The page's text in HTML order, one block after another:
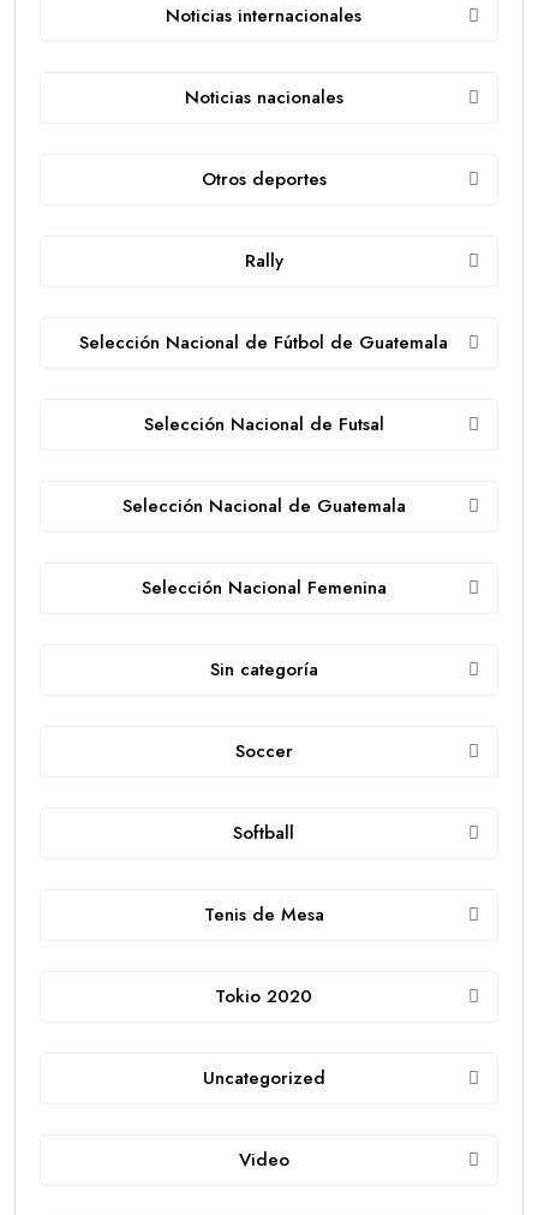
Noticias internacionales
Noticias nacionales
Otros deportes
Rally
Selección Nacional de Fútbol de Guatemala
Selección Nacional de Futsal
Selección Nacional de Guatemala
Selección Nacional Femenina
Sin categoría
Soccer
Softball
Tenis de Mesa
Tokio 2020
Uncategorized
Video